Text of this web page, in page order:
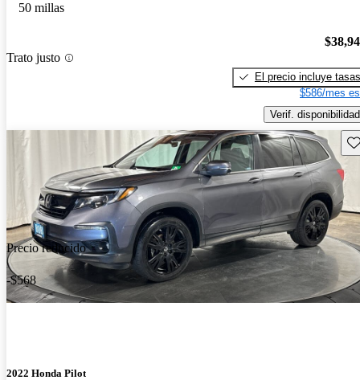
50 millas
Trato justo
El precio incluye tasas
$586/mes
Verif. disponibilidad
Precio reducido
-$568
2022 Honda Pilot